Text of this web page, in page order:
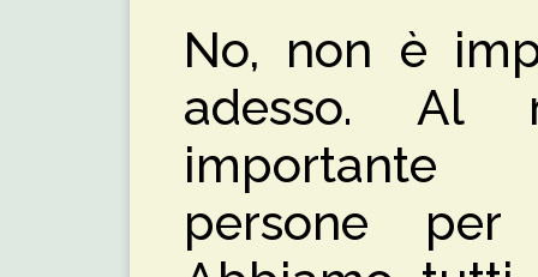
No, non è
adesso. Al
importante
persone